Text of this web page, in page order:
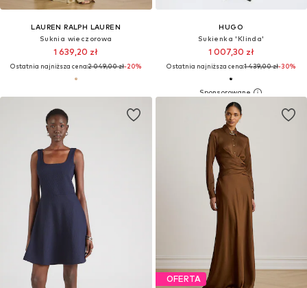
LAUREN RALPH LAUREN
Suknia wieczorowa
1 639,20 zł
Ostatnia najniższa cena:2 049,00 zł-20%
HUGO
Sukienka 'Klinda'
1 007,30 zł
Ostatnia najniższa cena:1 439,00 zł-30%
OFERTA